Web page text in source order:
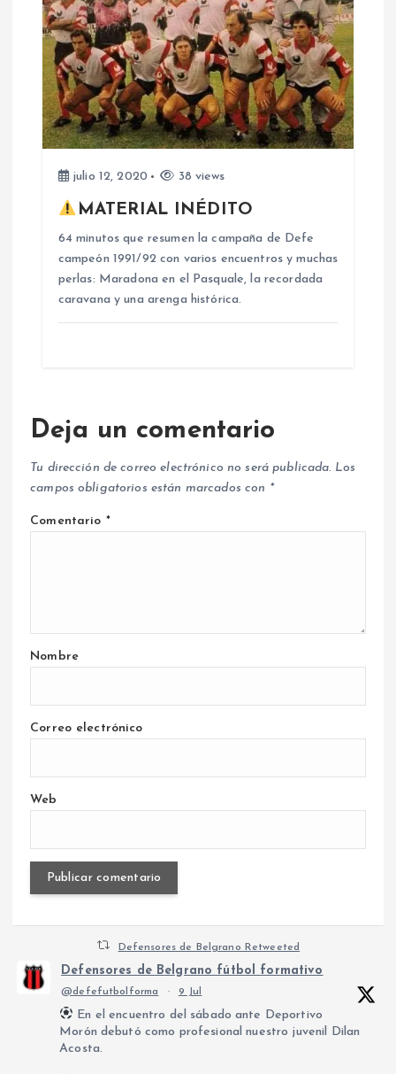
a
d
a
julio 12, 2020 38 views
MATERIAL INÉDITO
64 minutos que resumen la campaña de Defe
campeón 1991/92 con varios encuentros y muchas
perlas: Maradona en el Pasquale, la recordada
caravana y una arenga histórica.
Deja un comentario
Tu dirección de correo electrónico no será publicada. Los
campos obligatorios están marcados con *
Comentario *
Nombre
Correo electrónico
Web
Defensores de Belgrano Retweeted
Defensores de Belgrano fútbol formativo
@defefutbolforma · 9 Jul
En el encuentro del sábado ante Deportivo
Morón debutó como profesional nuestro juvenil Dilan
Acosta.